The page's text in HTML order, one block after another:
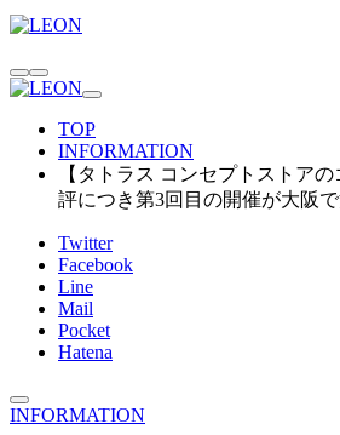
TOP
INFORMATION
【タトラス コンセプトストア
評につき第3回目の開催が大阪で
Twitter
Facebook
Line
Mail
Pocket
Hatena
INFORMATION